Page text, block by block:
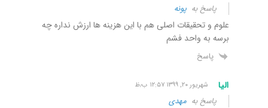
پاسخ به پونه
علوم و تحقیقات اصلی هم با این هزینه ها ارزش نداره چه
برسه به واحد فشم
پاسخ
الیا شهریور ۲۰, ۱۳۹۹ ۱۲:۵۷ ب٫ظ
پاسخ به مهدی